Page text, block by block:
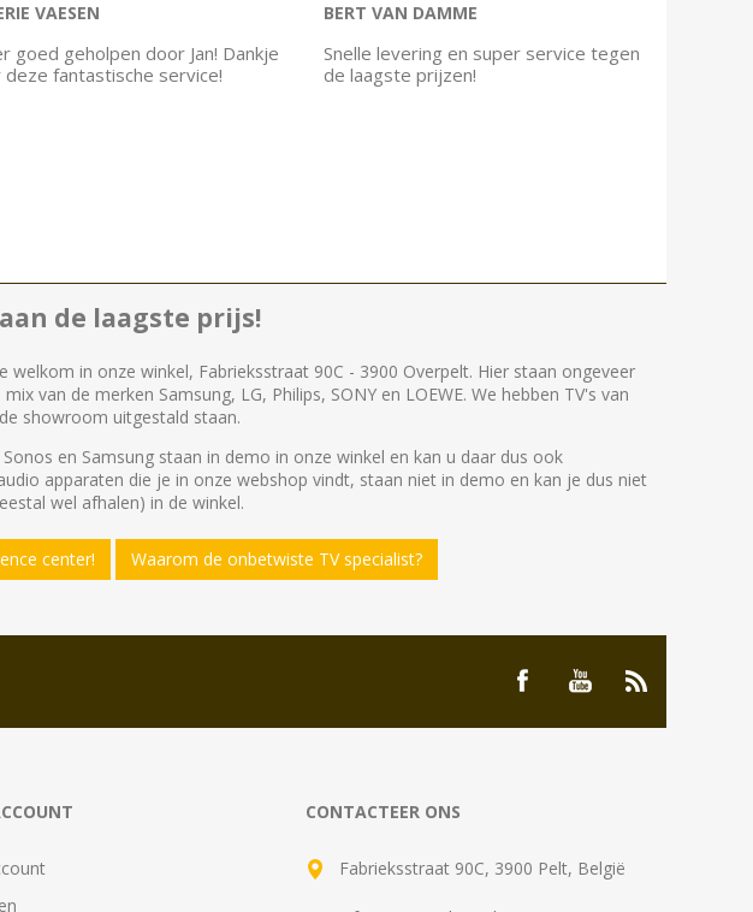
VAESEN
goed geholpen door Jan! Dankje
fantastische service!
BERT VAN DAMME
Snelle levering en super service tegen
de laagste prijzen!
de laagste prijs!
welkom in onze winkel, Fabrieksstraat 90C - 3900 Overpelt. Hier staan ongeveer
van de merken Samsung, LG, Philips, SONY en LOEWE. We hebben TV's van
showroom uitgestald staan.
en Samsung staan in demo in onze winkel en kan u daar dus ook
apparaten die je in onze webshop vindt, staan niet in demo en kan je dus niet
wel afhalen) in de winkel.
center! Waarom de onbetwiste TV specialist?
CONTACTEER ONS
Fabrieksstraat 90C, 3900 Pelt, België